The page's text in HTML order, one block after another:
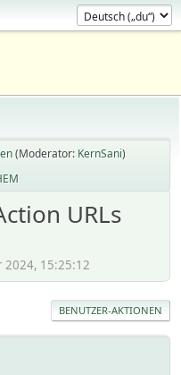
(Moderator: KernSani)
URLs
2024, 15:25:12
BENUTZER-AKTIONEN